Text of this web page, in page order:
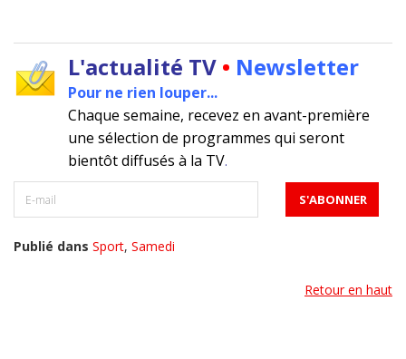
L'actualité TV • Newsletter
Pour ne rien louper...
Chaque semaine, recevez en avant-première
une sélection de programmes qui seront
bientôt diffusés à la TV.
Publié dans Sport, Samedi
Retour en haut